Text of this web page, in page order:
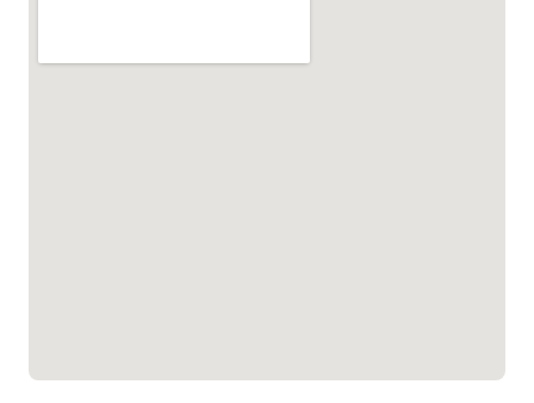
মাদকদ্রব্য নিয়ন্ত্রণ হটলাইন